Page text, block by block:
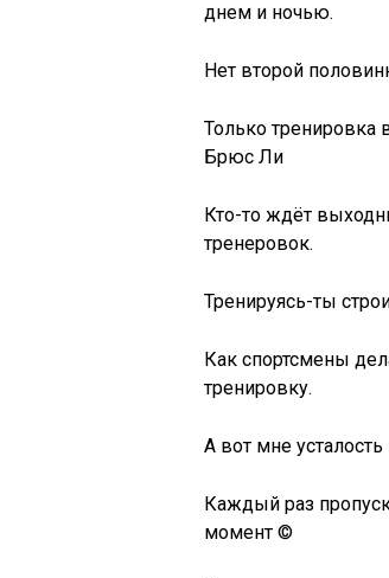
днем и ночью.
Нет второй
Только тренировка
Брюс Ли
Кто-то ждёт
тренеровок.
Тренируясь-ты
Как спортсмены
тренировку.
А вот мне
Каждый раз
момент ©